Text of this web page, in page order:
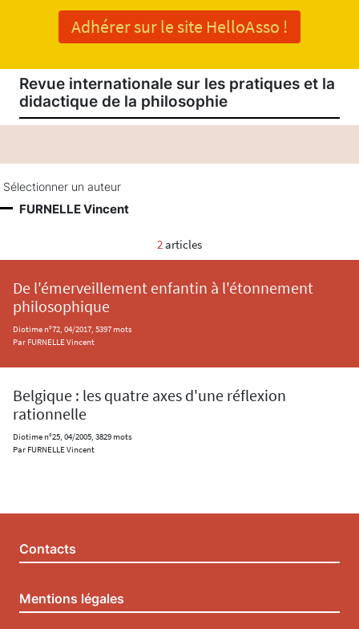
Adhérer sur le site HelloAsso !
Revue internationale sur les pratiques et la
didactique de la philosophie
Sélectionner un auteur
FURNELLE Vincent
2articles
De l'émerveillement enfantin à l'étonnement
philosophique
Diotime n°72, 04/2017, 5397 mots
Par FURNELLE Vincent
Belgique : les quatre axes d'une réflexion
rationnelle
Diotime n°25, 04/2005, 3829 mots
Par FURNELLE Vincent
Contacts
Mentions légales